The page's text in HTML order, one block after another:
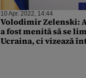
10 Apr. 2022, 14:44
Volodimir Zelenski:
a fost menită să se
Ucraina, ci vizează